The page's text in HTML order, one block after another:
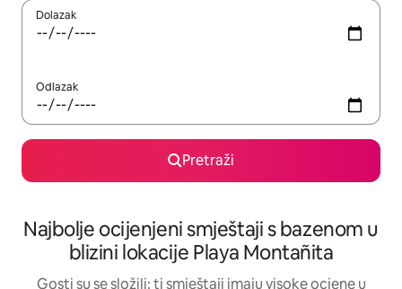
Dolazak
Odlazak
Pretraži
Najbolje ocijenjeni smještaji s bazenom u
blizini lokacije Playa Montañita
Gosti su se složili: ti smještaji imaju visoke ocjene u